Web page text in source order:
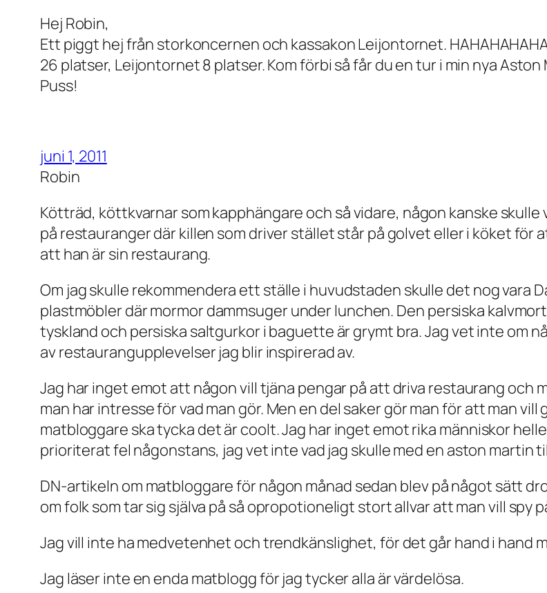
Hej Robin,
Ett piggt hej från storkoncernen och kassakon Leijontornet.
26 platser, Leijontornet 8 platser. Kom förbi så får du en tur i min nya Aston
Puss!
juni 1, 2011
Robin
Kötträd, köttkvarnar som kapphängare och så vidare, någon kanske
på restauranger där killen som driver stället står på golvet eller i köket för
att han är sin restaurang.
Om jag skulle rekommendera ett ställe i huvudstaden skulle det nog vara
plastmöbler där mormor dammsuger under lunchen. Den persiska
tyskland och persiska saltgurkor i baguette är grymt bra. Jag vet inte om
av restaurangupplevelser jag blir inspirerad av.
Jag har inget emot att någon vill tjäna pengar på att driva restaurang
man har intresse för vad man gör. Men en del saker gör man för att man
matbloggare ska tycka det är coolt. Jag har inget emot rika människor
prioriterat fel någonstans, jag vet inte vad jag skulle med en aston martin
DN-artikeln om matbloggare för någon månad sedan blev på något sätt
om folk som tar sig själva på så opropotioneligt stort allvar att man vill spy
Jag vill inte ha medvetenhet och trendkänslighet, för det går hand i hand
Jag läser inte en enda matblogg för jag tycker alla är värdelösa.